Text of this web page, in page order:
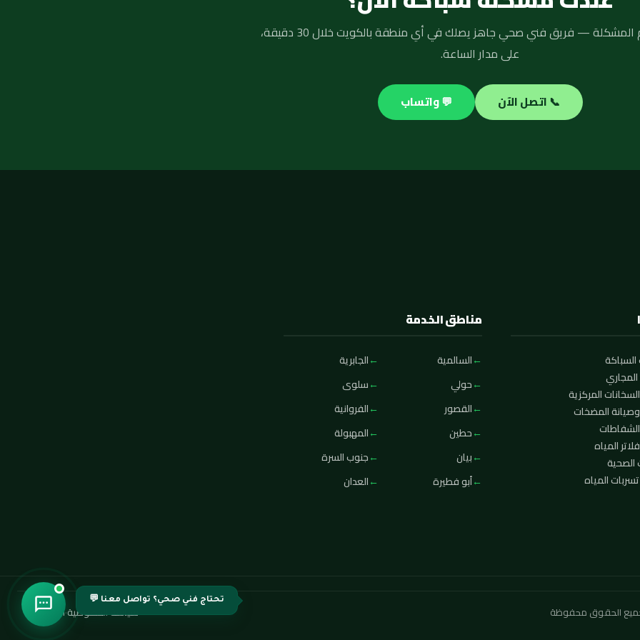
لا تنتظر تفاقم المشكلة — فريق فني صحي جاهز يصلك في أي منطقة بالكويت خلال 30 دقيقة،
على مدار الساعة.
📞 اتصل الآن 💬 واتساب
المركزية
المضخات
المياه
الصحية
المياه
مناطق الخدمة
السالمية
الجابرية
حولي
سلوى
القصور
الفروانية
حطين
المهبولة
بيان
جنوب السرة
أبو فطيرة
العدان
سياسة الخصوصية·اتصل بنا
تحتاج فني صحي؟ تواصل معنا 💬